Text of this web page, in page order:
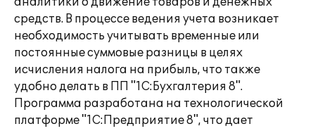
средств. В процессе ведения учета возникает
необходимость учитывать временные или
постоянные суммовые разницы в целях
исчисления налога на прибыль, что также
удобно делать в ПП "1С:Бухгалтерия 8".
Программа разработана на технологической
платформе "1С:Предприятие 8", что дает